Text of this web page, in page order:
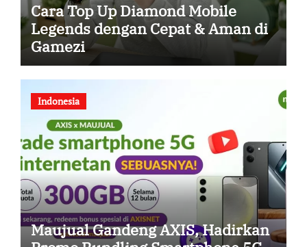
Cara Top Up Diamond Mobile
Legends dengan Cepat & Aman di
Gamezi
Indonesia
Maujual Gandeng AXIS, Hadirkan